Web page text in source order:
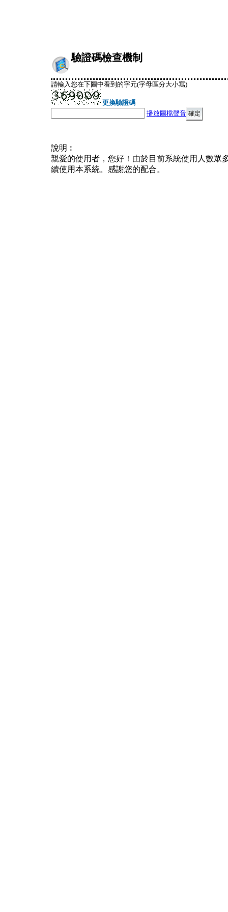
驗證碼檢查機制
請輸入您在下圖中看到的字元(字母區分大小寫)
更換驗證碼
播放圖檔聲音
說明︰
親愛的使用者，您好！由於目前系統使用人數眾
續使用本系統。感謝您的配合。